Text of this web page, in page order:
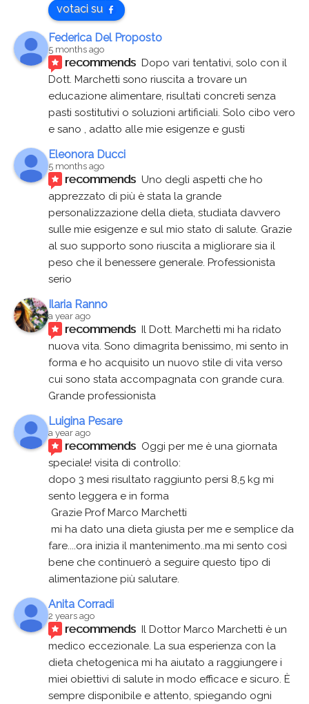
votaci su
Federica Del Proposto
5 months ago
recommends Dopo vari tentativi, solo con il
Dott. Marchetti sono riuscita a trovare un
educazione alimentare, risultati concreti senza
pasti sostitutivi o soluzioni artificiali. Solo cibo vero
e sano , adatto alle mie esigenze e gusti
Eleonora Ducci
5 months ago
recommends Uno degli aspetti che ho
apprezzato di più è stata la grande
personalizzazione della dieta, studiata davvero
sulle mie esigenze e sul mio stato di salute. Grazie
al suo supporto sono riuscita a migliorare sia il
peso che il benessere generale. Professionista
serio
Ilaria Ranno
a year ago
recommends Il Dott. Marchetti mi ha ridato
nuova vita. Sono dimagrita benissimo, mi sento in
forma e ho acquisito un nuovo stile di vita verso
cui sono stata accompagnata con grande cura.
Grande professionista
Luigina Pesare
a year ago
recommends Oggi per me è una giornata
speciale! visita di controllo:
dopo 3 mesi risultato raggiunto persi 8,5 kg mi
sento leggera e in forma
Grazie Prof Marco Marchetti
fare....ora inizia il mantenimento..ma mi sento così
bene che continuerò a seguire questo tipo di
alimentazione più salutare.
Anita Corradi
2 years ago
recommends Il Dottor Marco Marchetti è un
medico eccezionale. La sua esperienza con la
dieta chetogenica mi ha aiutato a raggiungere i
miei obiettivi di salute in modo efficace e sicuro. È
sempre disponibile e attento, spiegando ogni